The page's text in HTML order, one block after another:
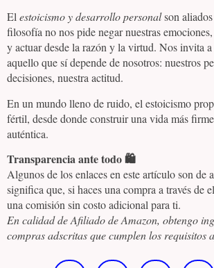
El estoicismo y desarrollo personalson aliados
filosofía no nos pide negar nuestras
y actuar desde la razón y la virtud. Nos invita
aquello que sí depende de nosotros: nuestros
decisiones, nuestra actitud.
En un mundo lleno de ruido, el estoicismo
fértil, desde donde construir una vida más
auténtica.
Transparencia ante todo 🛍️
Algunos de los enlaces en este artículo son de
significa que, si haces una compra a través de
una comisión sin costo adicional para ti.
En calidad de Afiliado de Amazon, obtengo
compras adscritas que cumplen los requisitos